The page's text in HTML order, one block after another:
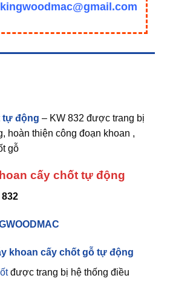
kingwoodmac@gmail.com
tự động – KW 832 được trang bị
hoàn thiện công đoạn khoan ,
gỗ
cấy chốt tự động
832
khoan cấy chốt gỗ tự động
được trang bị hệ thống điều